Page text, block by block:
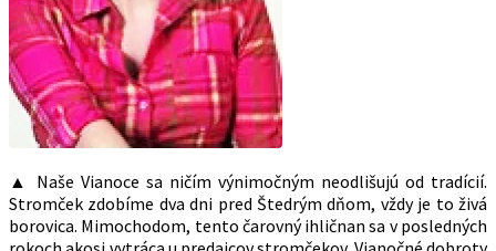
▲ Naše Vianoce sa ničím výnimočným neodlišujú od tradícií.
Stromček zdobíme dva dni pred Štedrým dňom, vždy je to živá
borovica. Mimochodom, tento čarovný ihličnan sa v posledných